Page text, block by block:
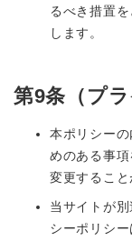
るべき措置
します。
第9条（プ
本ポリシー
めのある事
変更すること
当サイトが
シーポリシ